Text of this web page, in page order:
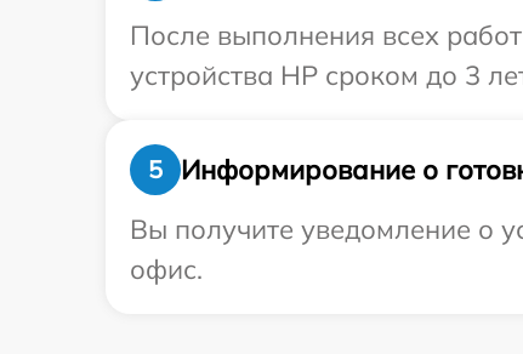
После выполнения всех
устройства HP сроком до 3
5
Информирование о
Вы получите уведомление о
офис.